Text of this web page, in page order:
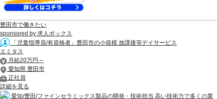
豊田市で働きたい
sponsored by 求人ボックス
「児童指導員/有資格者」豊田市の小規模 放課後等デイサービス
エミタス
月給20万円～
愛知県 豊田市
正社員
詳細を見る
愛知/豊田/ファインセラミックス製品の開発・技術担当 高い技術力で多くの業